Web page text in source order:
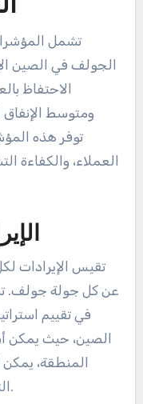
تشمل
الجولف في الصين
الاحتفاظ
ومتوسط
توفر هذه
العملاء، والكفاءة
تقيس الإيرادات
عن كل جولة جولف.
في تقييم
الصين، حيث يمكن
المنطقة،
التعديلات لجذب المزيد من اللاعبين.